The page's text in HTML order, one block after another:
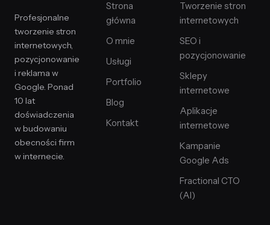
Profesjonalne
tworzenie stron
internetowych,
pozycjonowanie
i reklama w
Google. Ponad
10 lat
doświadczenia
w budowaniu
obecności firm
w internecie.
Strona
główna
O mnie
Usługi
Portfolio
Blog
Kontakt
Tworzenie stron
internetowych
SEO i
pozycjonowanie
Sklepy
internetowe
Aplikacje
internetowe
Kampanie
Google Ads
Fractional CTO
(AI)